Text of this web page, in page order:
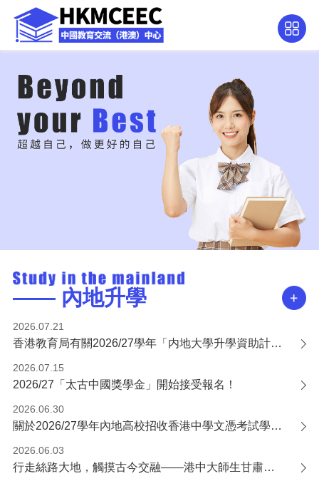
—— 內地升學
2026.07.21
香港教育局有關2026/27學年「内地大學升學資助計劃」的申請通知
2026.07.15
2026/27「太古中國獎學金」開始接受報名！
2026.06.30
關於2026/27學年內地高校招收香港中學文憑考試學生計劃錄取安排的通告
2026.06.03
行走絲路大地，觸摸古今交融——港中大師生甘肅研學交流活動圓滿收官